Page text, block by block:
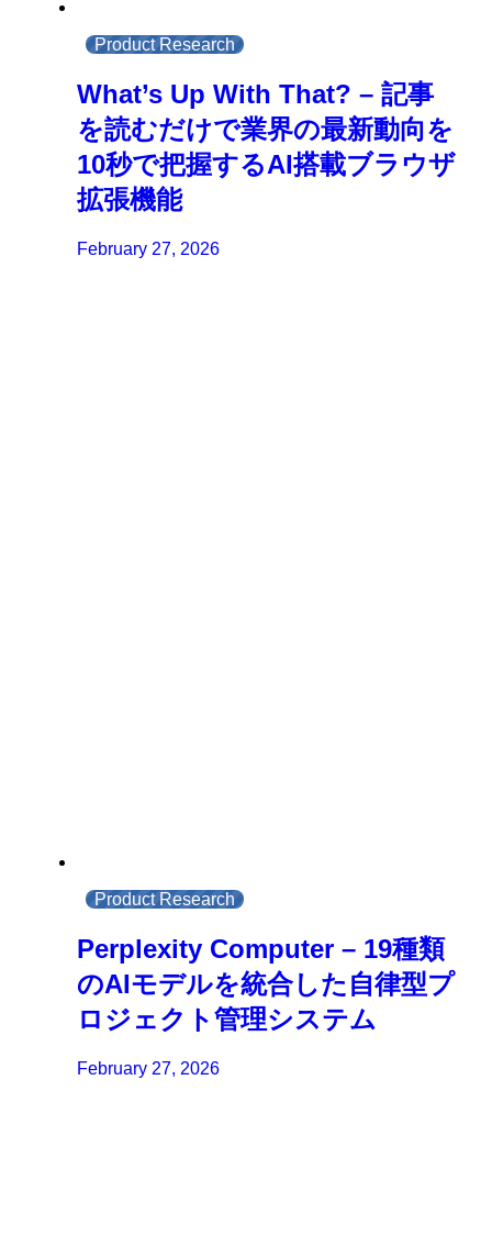
Product Research
What’s Up With That? – 記事
を読むだけで業界の最新動向を
10秒で把握するAI搭載ブラウザ
拡張機能
February 27, 2026
Product Research
Perplexity Computer – 19種類
のAIモデルを統合した自律型プ
ロジェクト管理システム
February 27, 2026